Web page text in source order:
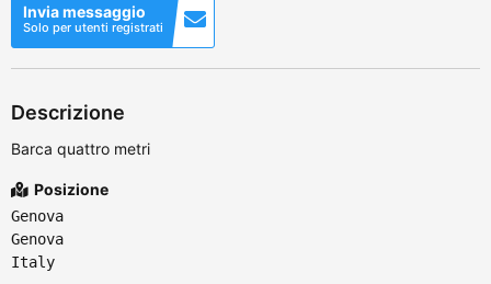
Invia messaggio
Solo per utenti registrati
Descrizione
Barca quattro metri
Posizione
Genova
Genova
Italy